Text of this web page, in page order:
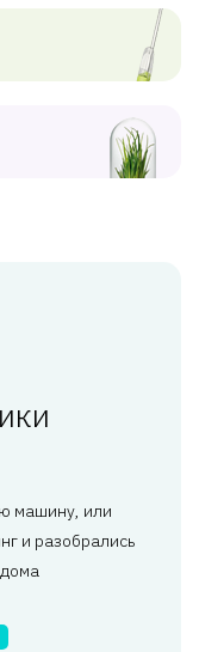
машину, или
и разобрались